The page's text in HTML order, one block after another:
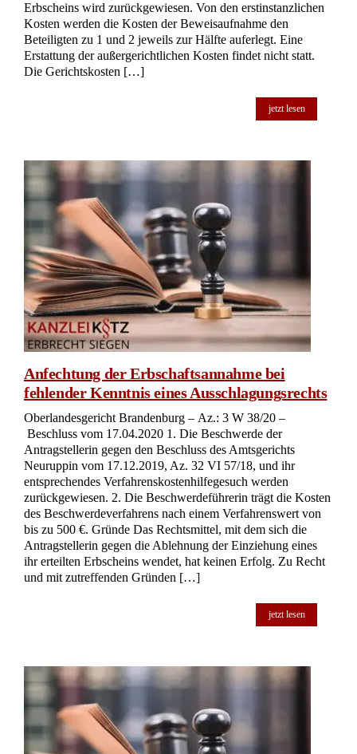
Erbscheins wird zurückgewiesen. Von den erstinstanzlichen
Kosten werden die Kosten der Beweisaufnahme den
Beteiligten zu 1 und 2 jeweils zur Hälfte auferlegt. Eine
Erstattung der außergerichtlichen Kosten findet nicht statt.
Die Gerichtskosten […]
jetzt lesen
Anfechtung der Erbschaftsannahme bei
fehlender Kenntnis eines Ausschlagungsrechts
Oberlandesgericht Brandenburg – Az.: 3 W 38/20 –
Beschluss vom 17.04.2020 1. Die Beschwerde der
Antragstellerin gegen den Beschluss des Amtsgerichts
Neuruppin vom 17.12.2019, Az. 32 VI 57/18, und ihr
entsprechendes Verfahrenskostenhilfegesuch werden
zurückgewiesen. 2. Die Beschwerdeführerin trägt die Kosten
des Beschwerdeverfahrens nach einem Verfahrenswert von
bis zu 500 €. Gründe Das Rechtsmittel, mit dem sich die
Antragstellerin gegen die Ablehnung der Einziehung eines
ihr erteilten Erbscheins wendet, hat keinen Erfolg. Zu Recht
und mit zutreffenden Gründen […]
jetzt lesen